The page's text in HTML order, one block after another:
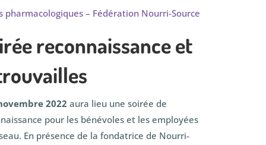
pharmacologiques – Fédération Nourri-Source
reconnaissance et
2022 aura lieu une soirée de
pour les bénévoles et les employées
En présence de la fondatrice de Nourri-